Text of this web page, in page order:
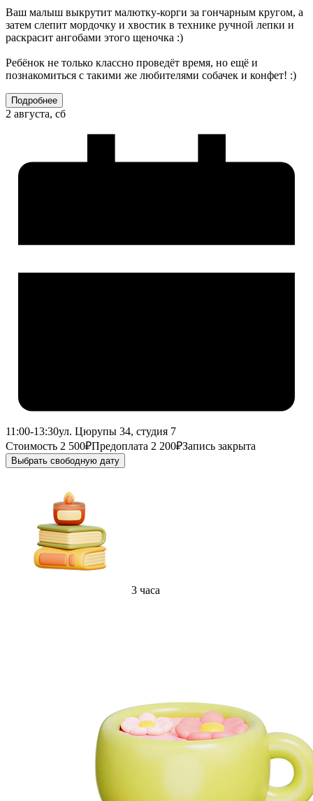
Ваш малыш выкрутит малютку-корги за гончарным кругом, а
затем слепит мордочку и хвостик в технике ручной лепки и
раскрасит ангобами этого щеночка :)
Ребёнок не только классно проведёт время, но ещё и
познакомиться с такими же любителями собачек и конфет! :)
Подробнее
2 августа, сб
11:00-13:30ул. Цюрупы 34, студия 7
Стоимость 2 500₽Предоплата 2 200₽Запись закрыта
Выбрать свободную дату
3 часа